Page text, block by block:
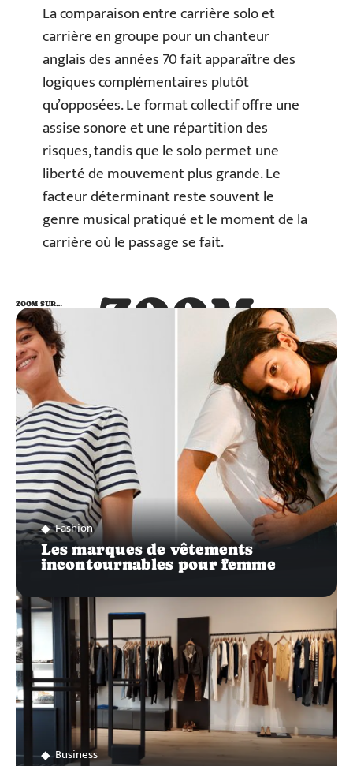
La comparaison entre carrière solo et
carrière en groupe pour un chanteur
anglais des années 70 fait apparaître des
logiques complémentaires plutôt
qu’opposées. Le format collectif offre une
assise sonore et une répartition des
risques, tandis que le solo permet une
liberté de mouvement plus grande. Le
facteur déterminant reste souvent le
genre musical pratiqué et le moment de la
carrière où le passage se fait.
ZOOM
SUR…
ZOOM SUR…
Fashion
Les marques de vêtements
incontournables pour femme
Business